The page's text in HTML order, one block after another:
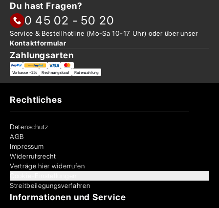
Du hast Fragen?
0 45 02 - 50 20
Service & Bestellhotline (Mo-Sa 10-17 Uhr) oder überunser
Kontaktformular
Zahlungsarten
Vorkasse -2% Rechnungskauf Ratenzahlung
Rechtliches
Datenschutz
AGB
Impressum
Widerrufsrecht
Verträge hier widerrufen
Streitbeilegungsverfahren
Informationen und Service